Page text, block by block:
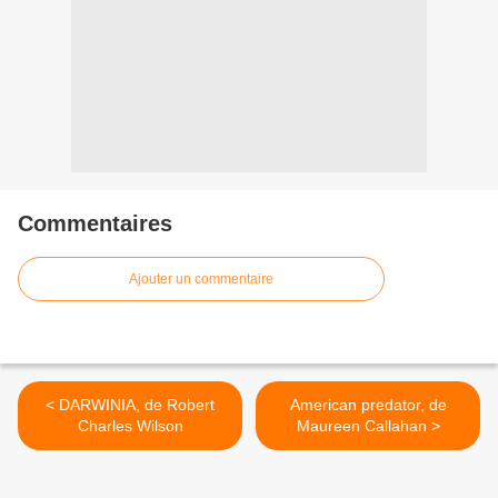
Commentaires
Ajouter un commentaire
< DARWINIA, de Robert
Charles Wilson
American predator, de
Maureen Callahan >